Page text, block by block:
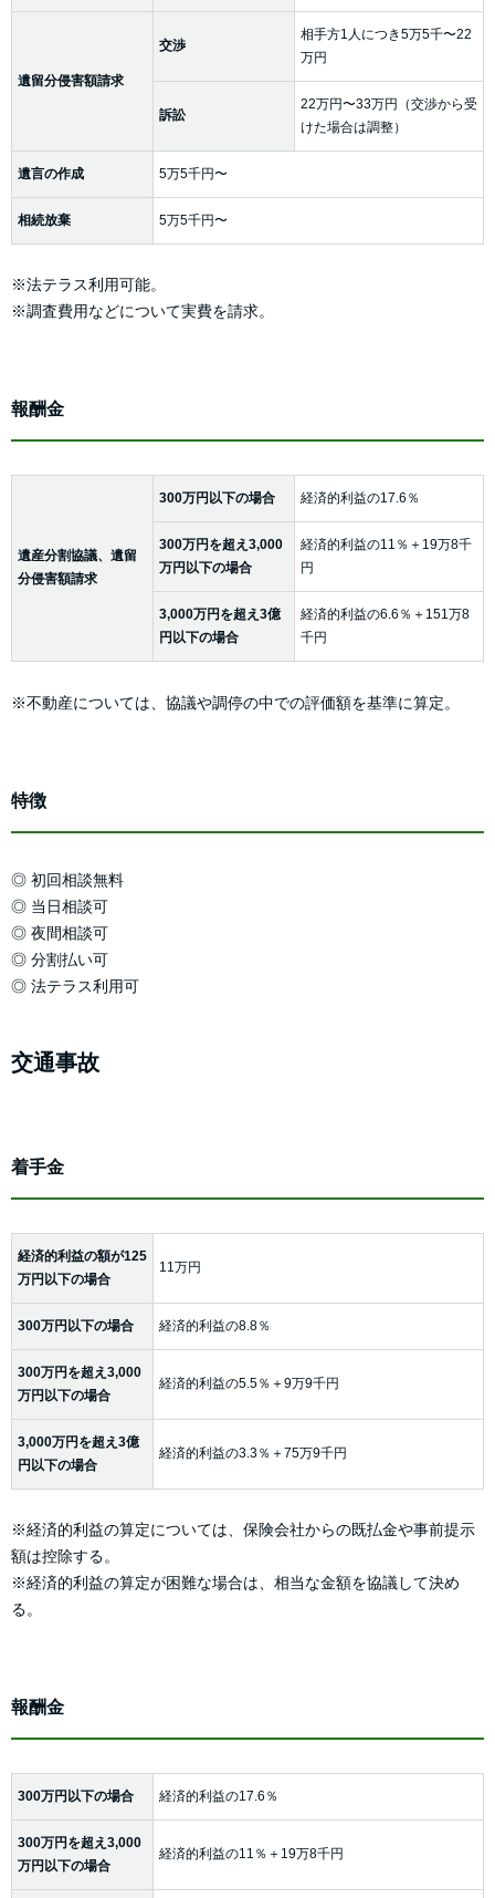
遺留分侵害額請求
交渉
相手方1人につき5万5千〜22
万円
訴訟
22万円〜33万円（交渉から受
けた場合は調整）
遺言の作成 5万5千円〜
相続放棄 5万5千円〜
※法テラス利用可能。
※調査費用などについて実費を請求。
報酬金
遺産分割協議、遺留
分侵害額請求
300万円以下の場合 経済的利益の17.6％
300万円を超え3,000
万円以下の場合
経済的利益の11％＋19万8千
円
3,000万円を超え3億
円以下の場合
経済的利益の6.6％＋151万8
千円
※不動産については、協議や調停の中での評価額を基準に算定。
特徴
◎ 初回相談無料
◎ 当日相談可
◎ 夜間相談可
◎ 分割払い可
◎ 法テラス利用可
交通事故
着手金
経済的利益の額が125
万円以下の場合
11万円
300万円以下の場合 経済的利益の8.8％
300万円を超え3,000
万円以下の場合
経済的利益の5.5％＋9万9千円
3,000万円を超え3億
円以下の場合
経済的利益の3.3％＋75万9千円
※経済的利益の算定については、保険会社からの既払金や事前提示
額は控除する。
※経済的利益の算定が困難な場合は、相当な金額を協議して決め
る。
報酬金
300万円以下の場合 経済的利益の17.6％
300万円を超え3,000
万円以下の場合
経済的利益の11％＋19万8千円